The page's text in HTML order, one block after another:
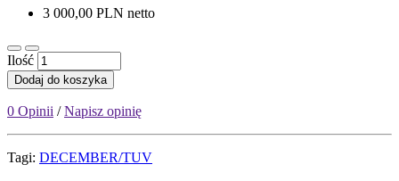
3 000,00 PLN netto
Ilość
Dodaj do koszyka
0 Opinii /Napisz opinię
Tagi: DECEMBER/TUV